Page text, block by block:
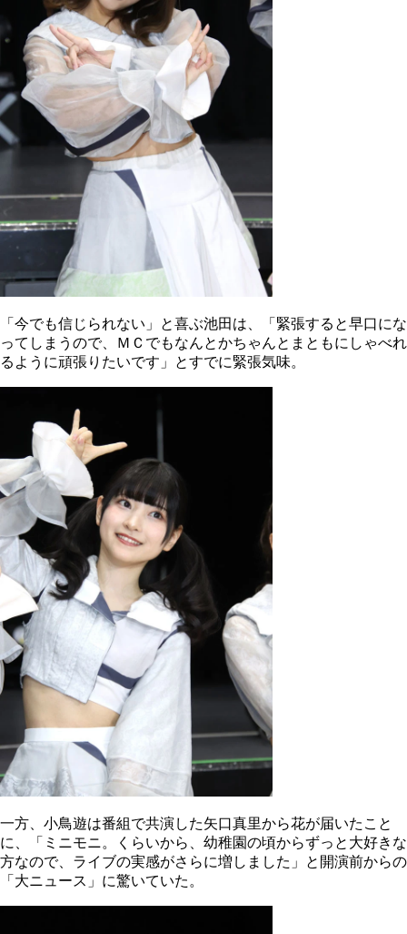
「今でも信じられない」と喜ぶ池田は、「緊張すると早口にな
ってしまうので、ＭＣでもなんとかちゃんとまともにしゃべれ
るように頑張りたいです」とすでに緊張気味。
一方、小鳥遊は番組で共演した矢口真里から花が届いたこと
に、「ミニモニ。くらいから、幼稚園の頃からずっと大好きな
方なので、ライブの実感がさらに増しました」と開演前からの
「大ニュース」に驚いていた。